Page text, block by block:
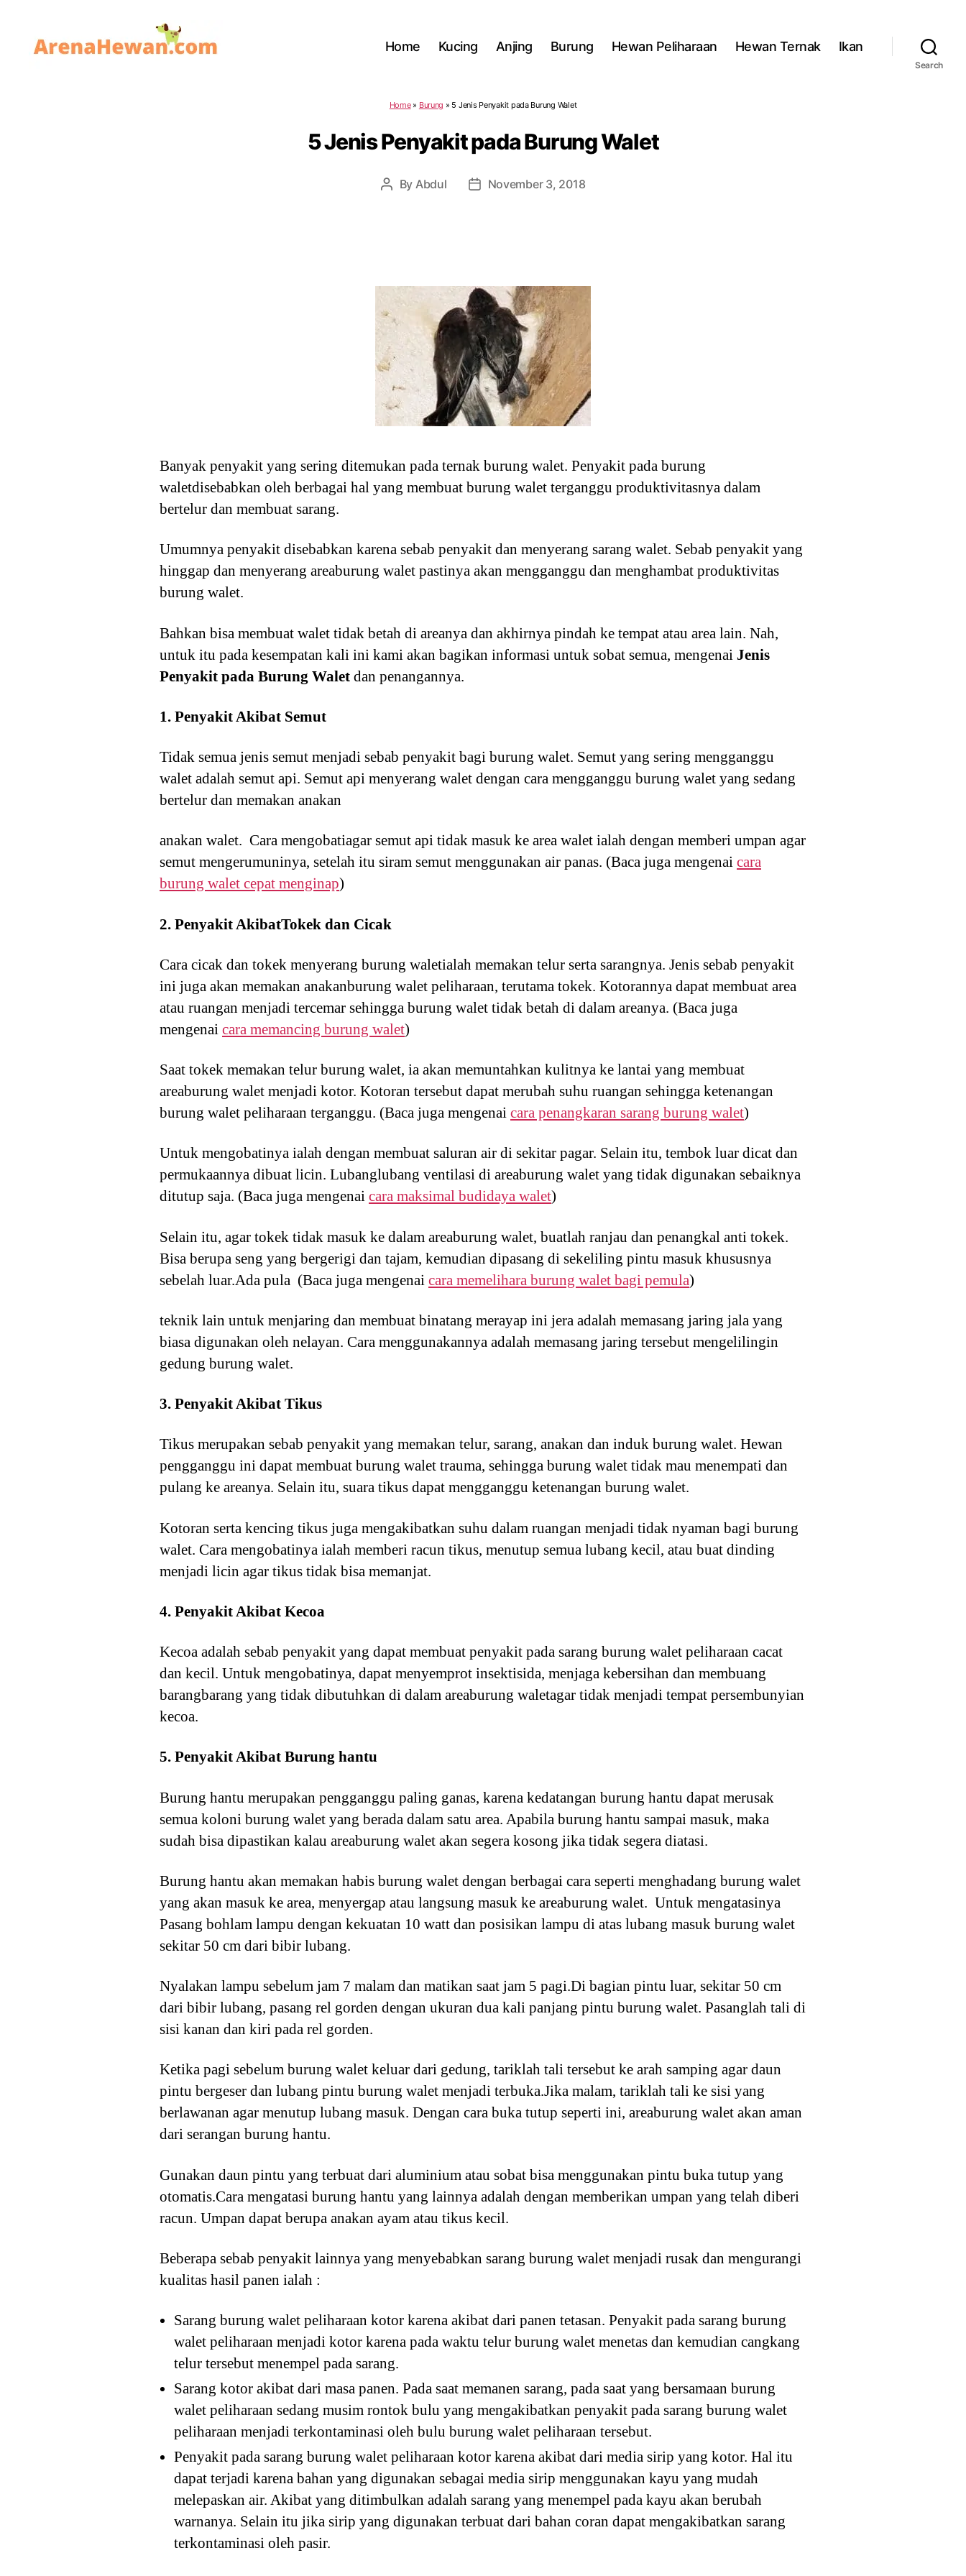
Home Kucing Anjing Burung Hewan Peliharaan Hewan Ternak Ikan
Search
Home» Burung » 5 Jenis Penyakit pada Burung Walet
5 Jenis Penyakit pada Burung Walet
Post
By Abdul
PostNovember 3, 2018
Banyak penyakit yang sering ditemukan pada ternak burung walet. Penyakit pada burung
waletdisebabkan oleh berbagai hal yang membuat burung walet terganggu produktivitasnya dalam
bertelur dan membuat sarang.
Umumnya penyakit disebabkan karena sebab penyakit dan menyerang sarang walet. Sebab penyakit yang
hinggap dan menyerang areaburung walet pastinya akan mengganggu dan menghambat produktivitas
burung walet.
Bahkan bisa membuat walet tidak betah di areanya dan akhirnya pindah ke tempat atau area lain. Nah,
untuk itu pada kesempatan kali ini kami akan bagikan informasi untuk sobat semua, mengenai Jenis
Penyakit pada Burung Walet dan penangannya.
1. Penyakit Akibat Semut
Tidak semua jenis semut menjadi sebab penyakit bagi burung walet. Semut yang sering mengganggu
walet adalah semut api. Semut api menyerang walet dengan cara mengganggu burung walet yang sedang
bertelur dan memakan anakan
anakan walet. Cara mengobatiagar semut api tidak masuk ke area walet ialah dengan memberi umpan agar
semut mengerumuninya, setelah itu siram semut menggunakan air panas. (Baca juga mengenai cara
burung walet cepat menginap)
2. Penyakit AkibatTokek dan Cicak
Cara cicak dan tokek menyerang burung waletialah memakan telur serta sarangnya. Jenis sebab penyakit
ini juga akan memakan anakanburung walet peliharaan, terutama tokek. Kotorannya dapat membuat area
atau ruangan menjadi tercemar sehingga burung walet tidak betah di dalam areanya. (Baca juga
mengenai cara memancing burung walet)
Saat tokek memakan telur burung walet, ia akan memuntahkan kulitnya ke lantai yang membuat
areaburung walet menjadi kotor. Kotoran tersebut dapat merubah suhu ruangan sehingga ketenangan
burung walet peliharaan terganggu. (Baca juga mengenai cara penangkaran sarang burung walet)
Untuk mengobatinya ialah dengan membuat saluran air di sekitar pagar. Selain itu, tembok luar dicat dan
permukaannya dibuat licin. Lubanglubang ventilasi di areaburung walet yang tidak digunakan sebaiknya
ditutup saja. (Baca juga mengenai cara maksimal budidaya walet)
Selain itu, agar tokek tidak masuk ke dalam areaburung walet, buatlah ranjau dan penangkal anti tokek.
Bisa berupa seng yang bergerigi dan tajam, kemudian dipasang di sekeliling pintu masuk khususnya
sebelah luar.Ada pula (Baca juga mengenai cara memelihara burung walet bagi pemula)
teknik lain untuk menjaring dan membuat binatang merayap ini jera adalah memasang jaring jala yang
biasa digunakan oleh nelayan. Cara menggunakannya adalah memasang jaring tersebut mengelilingin
gedung burung walet.
3. Penyakit Akibat Tikus
Tikus merupakan sebab penyakit yang memakan telur, sarang, anakan dan induk burung walet. Hewan
pengganggu ini dapat membuat burung walet trauma, sehingga burung walet tidak mau menempati dan
pulang ke areanya. Selain itu, suara tikus dapat mengganggu ketenangan burung walet.
Kotoran serta kencing tikus juga mengakibatkan suhu dalam ruangan menjadi tidak nyaman bagi burung
walet. Cara mengobatinya ialah memberi racun tikus, menutup semua lubang kecil, atau buat dinding
menjadi licin agar tikus tidak bisa memanjat.
4. Penyakit Akibat Kecoa
Kecoa adalah sebab penyakit yang dapat membuat penyakit pada sarang burung walet peliharaan cacat
dan kecil. Untuk mengobatinya, dapat menyemprot insektisida, menjaga kebersihan dan membuang
barangbarang yang tidak dibutuhkan di dalam areaburung waletagar tidak menjadi tempat persembunyian
kecoa.
5. Penyakit Akibat Burung hantu
Burung hantu merupakan pengganggu paling ganas, karena kedatangan burung hantu dapat merusak
semua koloni burung walet yang berada dalam satu area. Apabila burung hantu sampai masuk, maka
sudah bisa dipastikan kalau areaburung walet akan segera kosong jika tidak segera diatasi.
Burung hantu akan memakan habis burung walet dengan berbagai cara seperti menghadang burung walet
yang akan masuk ke area, menyergap atau langsung masuk ke areaburung walet. Untuk mengatasinya
Pasang bohlam lampu dengan kekuatan 10 watt dan posisikan lampu di atas lubang masuk burung walet
sekitar 50 cm dari bibir lubang.
Nyalakan lampu sebelum jam 7 malam dan matikan saat jam 5 pagi.Di bagian pintu luar, sekitar 50 cm
dari bibir lubang, pasang rel gorden dengan ukuran dua kali panjang pintu burung walet. Pasanglah tali di
sisi kanan dan kiri pada rel gorden.
Ketika pagi sebelum burung walet keluar dari gedung, tariklah tali tersebut ke arah samping agar daun
pintu bergeser dan lubang pintu burung walet menjadi terbuka.Jika malam, tariklah tali ke sisi yang
berlawanan agar menutup lubang masuk. Dengan cara buka tutup seperti ini, areaburung walet akan aman
dari serangan burung hantu.
Gunakan daun pintu yang terbuat dari aluminium atau sobat bisa menggunakan pintu buka tutup yang
otomatis.Cara mengatasi burung hantu yang lainnya adalah dengan memberikan umpan yang telah diberi
racun. Umpan dapat berupa anakan ayam atau tikus kecil.
Beberapa sebab penyakit lainnya yang menyebabkan sarang burung walet menjadi rusak dan mengurangi
kualitas hasil panen ialah :
Sarang burung walet peliharaan kotor karena akibat dari panen tetasan. Penyakit pada sarang burung
walet peliharaan menjadi kotor karena pada waktu telur burung walet menetas dan kemudian cangkang
telur tersebut menempel pada sarang.
Sarang kotor akibat dari masa panen. Pada saat memanen sarang, pada saat yang bersamaan burung
walet peliharaan sedang musim rontok bulu yang mengakibatkan penyakit pada sarang burung walet
peliharaan menjadi terkontaminasi oleh bulu burung walet peliharaan tersebut.
Penyakit pada sarang burung walet peliharaan kotor karena akibat dari media sirip yang kotor. Hal itu
dapat terjadi karena bahan yang digunakan sebagai media sirip menggunakan kayu yang mudah
melepaskan air. Akibat yang ditimbulkan adalah sarang yang menempel pada kayu akan berubah
warnanya. Selain itu jika sirip yang digunakan terbuat dari bahan coran dapat mengakibatkan sarang
terkontaminasi oleh pasir.